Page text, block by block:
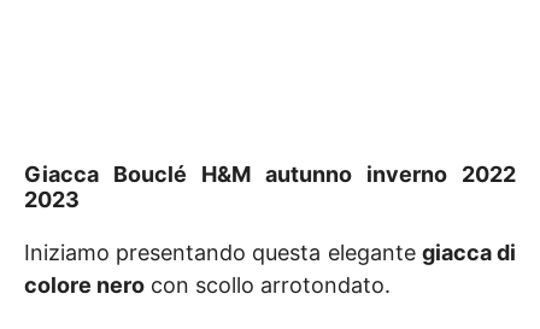
Giacca Bouclé
H&M autunno inverno 2022
2023
Iniziamo presentando questa elegante giacca di
colore nero con scollo arrotondato.